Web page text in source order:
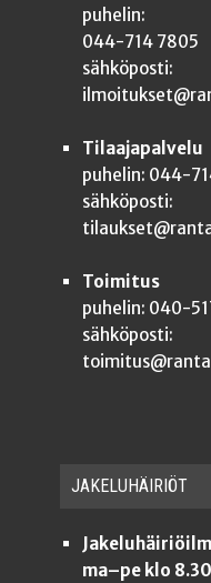
puhelin:
044-714 7805
sähköposti:
Tilaajapalvelu
puhelin: 044-
sähköposti:
Toimitus
puhelin: 040-
sähköposti:
JAKE­LU­HÄI­RIÖT
ma–pe klo